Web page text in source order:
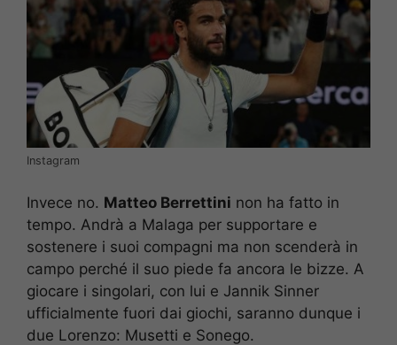
Instagram
Invece no. Matteo Berrettini non ha fatto in
tempo. Andrà a Malaga per supportare e
sostenere i suoi compagni ma non scenderà in
campo perché il suo piede fa ancora le bizze. A
giocare i singolari, con lui e Jannik Sinner
ufficialmente fuori dai giochi, saranno dunque i
due Lorenzo: Musetti e Sonego.